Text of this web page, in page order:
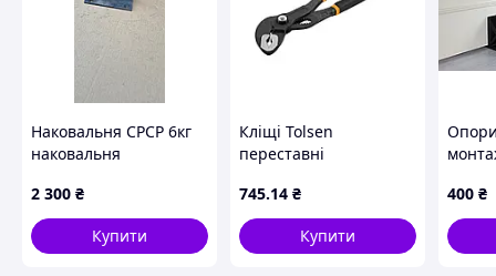
Наковальня СРСР 6кг
наковальня
2 300 ₴
Купити
Кліщі Tolsen
переставні
мм, захват 34 мм
(10329)
745.14 ₴
Купити
2шт
400 ₴